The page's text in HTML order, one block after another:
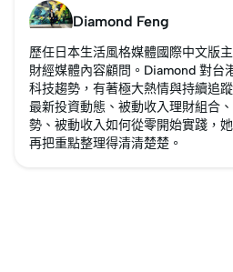
Diamond Feng
歷任日本生活風格媒體國際中文版
財經媒體內容顧問。Diamond 對台
科技趨勢，有著極大熱情與持續追
最新投資動態、被動收入理財組合
勢、被動收入如何從零開始實踐，
再把重點整理得清清楚楚。